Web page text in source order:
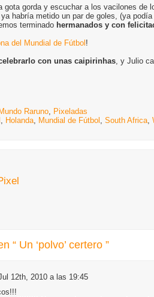
gota gorda y escuchar a los vacilones de
habría metido un par de goles, (ya
terminado hermanados y con
del Mundial de Fútbol !
con unas caipirinhas, y Julio
Mundo Raruno, Pixeladas
, Holanda, Mundial de Fútbol , South Africa,
“ Un ‘polvo’ certero ”
12th, 2010 a las 19:45